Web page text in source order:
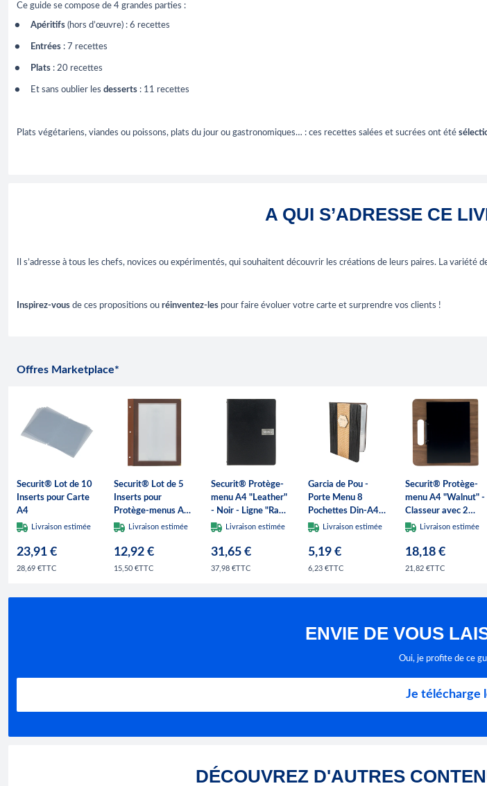
Ce guide se compose de 4 grandes parties :
Apéritifs (hors d’œuvre) : 6 recettes
Entrées : 7 recettes
Plats : 20 recettes
Et sans oublier les desserts : 11 recettes
Plats végétariens, viandes ou poissons, plats du jour ou gastronomiques… : ces recettes salées et sucrées ont été
A QUI S’ADRESSE CE
Il s’adresse à tous les chefs, novices ou expérimentés, qui souhaitent découvrir les créations de leurs paires. La
Inspirez-vous de ces propositions ou réinventez-les pour faire évoluer votre carte et surprendre vos clients !
Offres Marketplace*
Securit® Lot de 10
Inserts pour Carte
A4
Livraison estimée
23,91 €
28,69 €TTC
Securit® Lot de 5
Inserts pour
Protège-menus A4
"Wood" - Marron -
Livraison estimée
12,92 €
15,50 €TTC
Securit® Protège-
menu A4 "Leather"
- Noir - Ligne "Raw"
- 100% cuir
"Menu" + plaque
vierge incluses - 4
Livraison estimée
31,65 €
37,98 €TTC
Garcia de Pou -
Porte Menu 8
Pochettes Din-A4
22X31 Cm Noir Pvc
Livraison estimée
5,19 €
6,23 €TTC
Securit® Protège-
menu A4 "Walnut" -
Classeur avec 2
anneaux - Bois
Livraison estimée
18,18 €
21,82 €TTC
ENVIE DE VOUS
Oui, je profite de ce
Je télécharge
DÉCOUVREZ D'AUTRES